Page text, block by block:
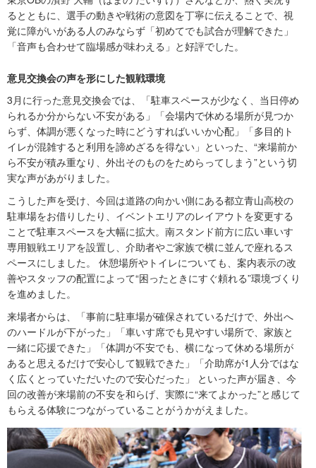
るとともに、選手の動きや戦術の意図を丁寧に伝えることで、視
覚に障がいがある人のみならず「初めてでも試合が理解できた」
「音声も合わせて臨場感が味わえる」と好評でした。
意見交換会の声を形にした観戦環境
3月に行った意見交換会では、「駐車スペースが少なく、当日停め
られるか分からない不安がある」「会場内で休める場所が見つか
らず、体調が悪くなった時にどうすればいいか心配」「多目的ト
イレが混雑すると利用を諦めざるを得ない」といった、“来場前か
ら不安が積み重なり、外出そのものをためらってしまう”という切
実な声があがりました。
こうした声を受け、今回は道路の向かい側にある都立青山高校の
駐車場をお借りしたり、イベントエリアのレイアウトを変更する
ことで駐車スペースを大幅に拡大。南スタンド前方に広い車いす
専用観戦エリアを設置し、介助者やご家族で横に並んで座れるス
ペースにしました。 休憩場所やトイレについても、案内表示の改
善やスタッフの配置によって“困ったときにすぐ頼れる”環境づくり
を進めました。
来場者からは、「事前に駐車場が確保されているだけで、外出へ
のハードルが下がった」「車いす席でも見やすい場所で、家族と
一緒に応援できた」「体調が不安でも、横になって休める場所が
あると思えるだけで安心して観戦できた」「介助席が1人分ではな
く広くとっていただいたので安心だった」 といった声が届き、今
回の改善が来場前の不安を和らげ、実際に“来てよかった”と感じて
もらえる体験につながっていることがうかがえました。